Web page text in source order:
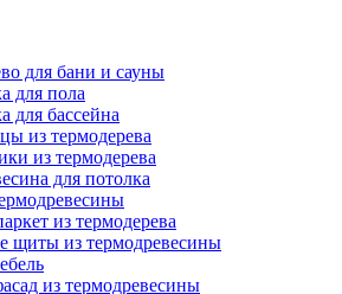
для бани и сауны
для пола
для бассейна
из термодерева
из термодерева
для потолка
из термодерева
щиты из термодревесины
из термодревесины